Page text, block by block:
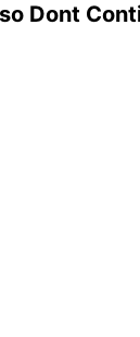
Dont